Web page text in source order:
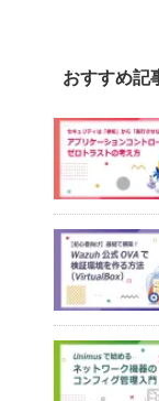
おすすめ記